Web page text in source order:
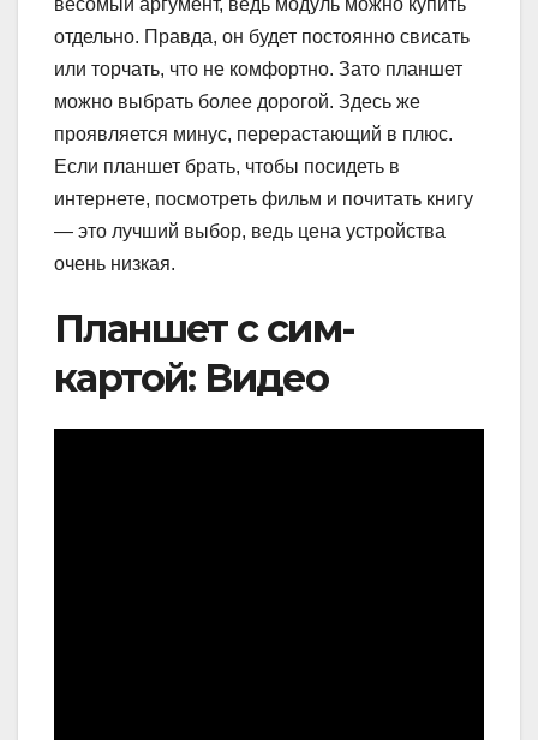
весомый аргумент, ведь модуль можно купить
отдельно. Правда, он будет постоянно свисать
или торчать, что не комфортно. Зато планшет
можно выбрать более дорогой. Здесь же
проявляется минус, перерастающий в плюс.
Если планшет брать, чтобы посидеть в
интернете, посмотреть фильм и почитать книгу
— это лучший выбор, ведь цена устройства
очень низкая.
Планшет с сим-
картой: Видео